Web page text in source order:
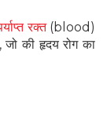
रक्त(blood)
की हृदय रोग का